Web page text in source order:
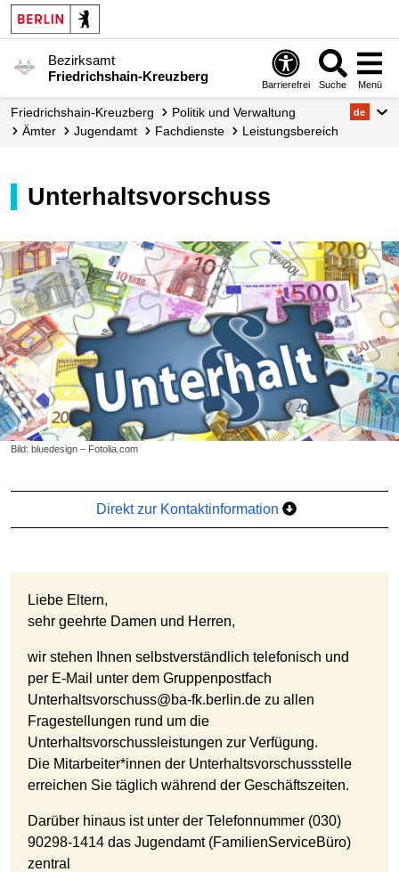
Bezirksamt
Friedrichshain-Kreuzberg
Barrierefrei Suche Menü
Friedrichshain-Kreuzberg
Politik und Verwaltung
Ämter
Jugendamt Fachdienste Leistungs­bereich
de
Unterhaltsvorschuss
Bild: bluedesign – Fotolia.com
Direkt zur Kontaktinformation
Liebe Eltern,
sehr geehrte Damen und Herren,
wir stehen Ihnen selbstverständlich telefonisch und
per E-Mail unter dem Gruppenpostfach
Unterhaltsvorschuss@ba-fk.berlin.de zu allen
Fragestellungen rund um die
Unterhaltsvorschussleistungen zur Verfügung.
Die Mitarbeiter*innen der Unterhaltsvorschussstelle
erreichen Sie täglich während der Geschäftszeiten.
Darüber hinaus ist unter der Telefonnummer (030)
90298-1414 das Jugendamt (FamilienServiceBüro)
zentral